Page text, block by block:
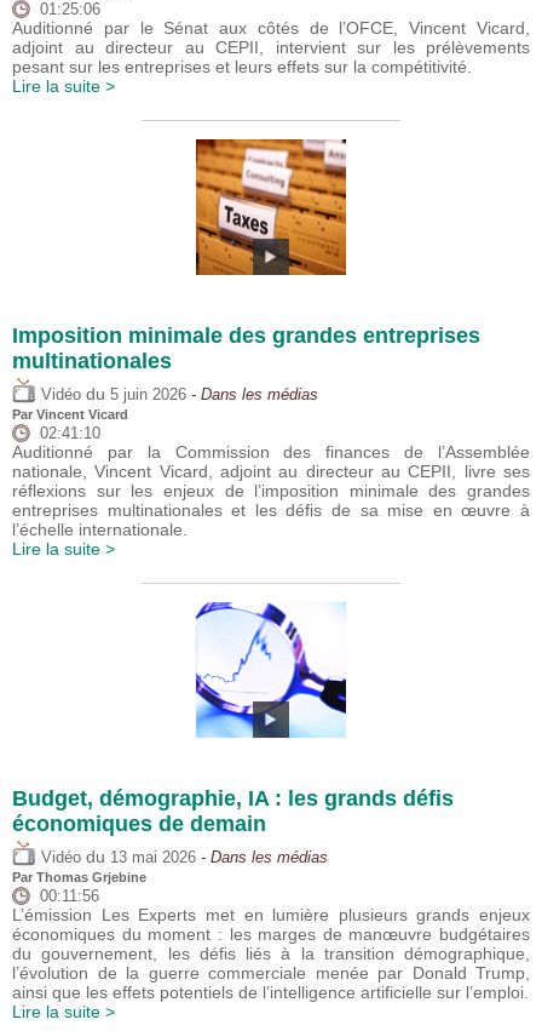
01:25:06
Auditionné par le Sénat aux côtés de l’OFCE, Vincent Vicard,
adjoint au directeur au CEPII, intervient sur les prélèvements
pesant sur les entreprises et leurs effets sur la compétitivité.
Lire la suite >
Imposition minimale des grandes entreprises
multinationales
Vidéo du 5 juin 2026 - Dans les médias
Par Vincent Vicard
02:41:10
Auditionné par la Commission des finances de l’Assemblée
nationale, Vincent Vicard, adjoint au directeur au CEPII, livre ses
réflexions sur les enjeux de l’imposition minimale des grandes
entreprises multinationales et les défis de sa mise en œuvre à
l’échelle internationale.
Lire la suite >
Budget, démographie, IA : les grands défis
économiques de demain
Vidéo du 13 mai 2026 - Dans les médias
Par Thomas Grjebine
00:11:56
L’émission Les Experts met en lumière plusieurs grands enjeux
économiques du moment : les marges de manœuvre budgétaires
du gouvernement, les défis liés à la transition démographique,
l’évolution de la guerre commerciale menée par Donald Trump,
ainsi que les effets potentiels de l’intelligence artificielle sur l’emploi.
Lire la suite >